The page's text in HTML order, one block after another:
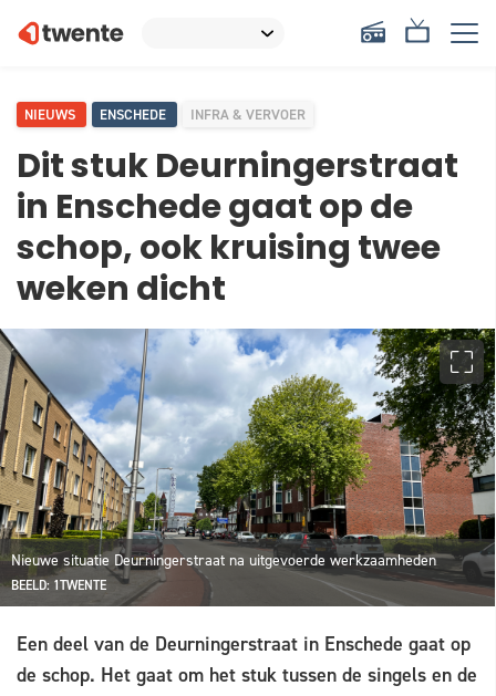
NIEUWS ENSCHEDE INFRA & VERVOER
Dit stuk Deurningerstraat
in Enschede gaat op de
schop, ook kruising twee
weken dicht
Nieuwe situatie Deurningerstraat na uitgevoerde werkzaamheden
BEELD: 1TWENTE
Een deel van de Deurningerstraat in Enschede gaat op
de schop. Het gaat om het stuk tussen de singels en de